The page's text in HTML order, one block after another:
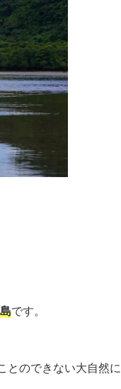
です。
とのできない大自然に